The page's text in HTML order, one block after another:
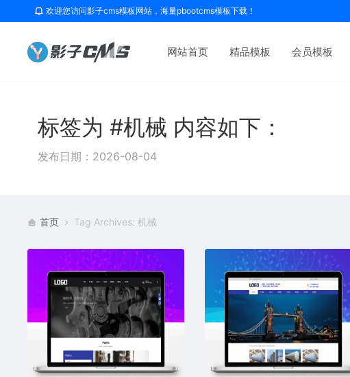
欢迎您访问影子cms模板网站，海量pbootcms模板下载！
网站首页 精品模板 会员模板
标签为 #机械 内容如下：
发布日期：2026-08-04
首页 Tag Archives: 机械